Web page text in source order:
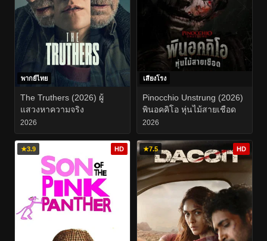
พากย์ไทย
The Truthers (2026) ผู้
แสวงหาความจริง
2026
เสียงโรง
Pinocchio Unstrung (2026)
พินอคคิโอ หุ่นไม้สายเชือด
2026
★3.9 HD ★7.5 HD